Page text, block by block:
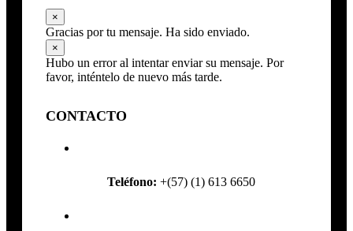
×
Gracias por tu mensaje. Ha sido enviado.
×
Hubo un error al intentar enviar su mensaje. Por
favor, inténtelo de nuevo más tarde.
CONTACTO
Teléfono: +(57) (1) 613 6650